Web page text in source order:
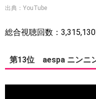
出典：YouTube
総合視聴回数：
第13位 aespa ニンニ